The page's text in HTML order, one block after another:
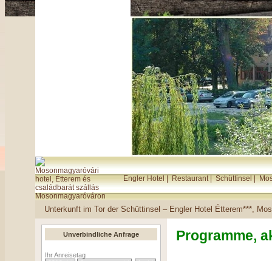
Engler Hotel Restaurant| Schüttinsel
Unterkunft im Tor der Schüttinsel – Engler Hotel Étterem***,
Unverbindliche Anfrage
Ihr Anreisetag
Programme,